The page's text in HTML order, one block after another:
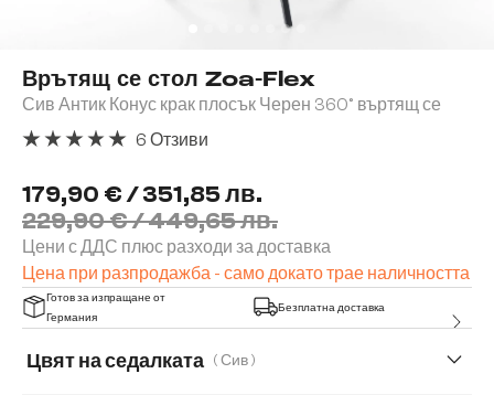
Врътящ се стол Zoa-Flex
Сив Антик Конус крак плосък Черен 360° въртящ се
179,90 € / 351,85 лв.
229,90 € / 449,65 лв.
Цени с ДДС плюс разходи за доставка
Цена при разпродажба - само докато трае наличността
6 Отзиви
Готов за изпращане от
Германия
Безплатна доставка
Цвят на седалката ( Сив )